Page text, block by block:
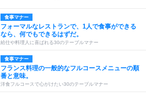
食事マナー
フォーマルなレストランで、1人で食事ができる
なら、何でもできるはずだ。
給仕や料理人に喜ばれる30のテーブルマナー
食事マナー
フランス料理の一般的なフルコースメニューの順
番と意味。
洋食フルコースで心がけたい30のテーブルマナー